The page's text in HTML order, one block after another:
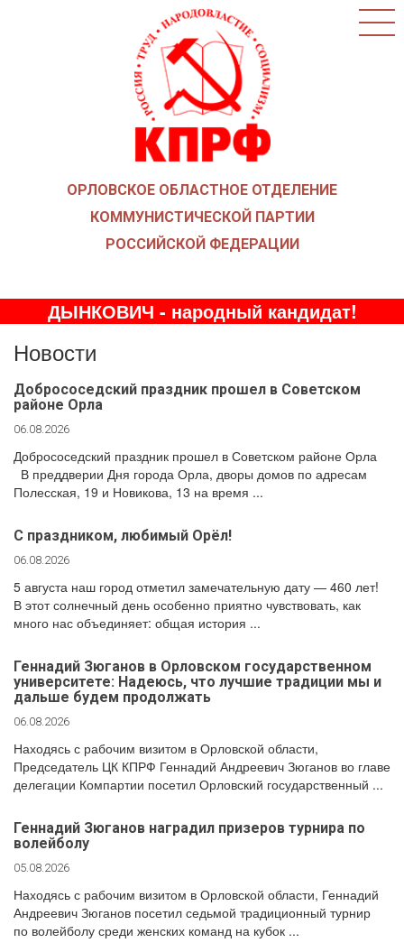
КАК ВСТУПИТЬ В КПРФ
ОБЩЕСТВЕННЫЕ ОРГАНИЗАЦИИ
СОЮЗ СОВЕТСКИХ ОФИЦЕРОВ В ПОДДЕРЖКУ
АРМИИ И ФЛОТА
ЛКСМ
ДЕПУТАТСКАЯ ВЕРТИКАЛЬ
ОРЛОВСКИЙ ОБЛАСТНОЙ СОВЕТ
ОРЛОВСКИЙ ГОРОДСКОЙ СОВЕТ
ДЕПУТАТЫ ОРГАНОВ МЕСТНОГО
САМОУПРАВЛЕНИЯ
ПАРТИЙНАЯ ПЕЧАТЬ
ПАРТИЙНАЯ ЖИЗНЬ
КОНТАКТЫ
КПРФ ПРОФ
г. Орел, ул. Ковальская, д. 5
8 (4862) 22-33-44
8 (4862) 77-88-99
ОРЛОВСКОЕ ОБЛАСТНОЕ ОТДЕЛЕНИЕ
КОММУНИСТИЧЕСКОЙ ПАРТИИ
РОССИЙСКОЙ ФЕДЕРАЦИИ
ДЫНКОВИЧ - народный кандидат!
Новости
Добрососедский праздник прошел в Советском
районе Орла
06.08.2026
Добрососедский праздник прошел в Советском районе Орла
В преддверии Дня города Орла, дворы домов по адресам
Полесская, 19 и Новикова, 13 на время ...
С праздником, любимый Орёл!
06.08.2026
5 августа наш город отметил замечательную дату — 460 лет!
В этот солнечный день особенно приятно чувствовать, как
много нас объединяет: общая история ...
Геннадий Зюганов в Орловском государственном
университете: Надеюсь, что лучшие традиции мы и
дальше будем продолжать
06.08.2026
Находясь с рабочим визитом в Орловской области,
Председатель ЦК КПРФ Геннадий Андреевич Зюганов во главе
делегации Компартии посетил Орловский государственный ...
Геннадий Зюганов наградил призеров турнира по
волейболу
05.08.2026
Находясь с рабочим визитом в Орловской области, Геннадий
Андреевич Зюганов посетил седьмой традиционный турнир
по волейболу среди женских команд на кубок ...